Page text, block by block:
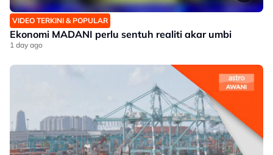
VIDEO TERKINI & POPULAR
Ekonomi MADANI perlu sentuh realiti akar umbi
1 day ago